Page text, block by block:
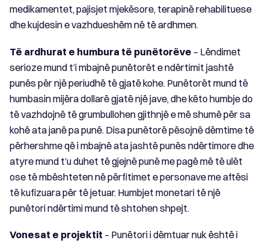
medikamentet, pajisjet mjekësore, terapinë rehabilituese
dhe kujdesin e vazhdueshëm në të ardhmen.
Të ardhurat e humbura të punëtorëve – Lëndimet
serioze mund t’i mbajnë punëtorët e ndërtimit jashtë
punës për një periudhë të gjatë kohe. Punëtorët mund të
humbasin mijëra dollarë gjatë një jave, dhe këto humbje do
të vazhdojnë të grumbullohen gjithnjë e më shumë për sa
kohë ata janë pa punë. Disa punëtorë pësojnë dëmtime të
përhershme që i mbajnë ata jashtë punës ndërtimore dhe
atyre mund t’u duhet të gjejnë punë me pagë më të ulët
ose të mbështeten në përfitimet e personave me aftësi
të kufizuara për të jetuar. Humbjet monetari të një
punëtori ndërtimi mund të shtohen shpejt.
Vonesat e projektit – Punëtori i dëmtuar nuk është i